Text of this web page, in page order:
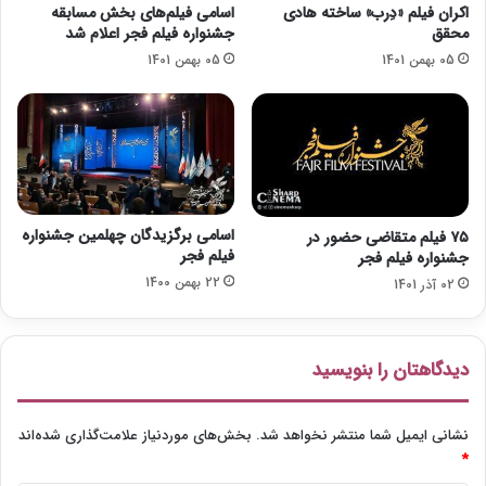
چ
ن
گ
ز
ل
ن
د
ر
ا
م
ی‌
س
ا
ز
د
ز
ش
ا
ر
ت
اکران فیلم «دِرب» ساخته هادی
محقق
05 بهمن 1401
اسامی فیلم‌های بخش مسابقه
جشنواره فیلم فجر اعلام شد
05 بهمن 1401
۷۵ فیلم متقاضی حضور در
جشنواره فیلم فجر
02 آذر 1401
اسامی برگزیدگان چهلمین جشنواره
فیلم فجر
22 بهمن 1400
دیدگاهتان را بنویسید
نشانی ایمیل شما منتشر نخواهد شد. بخش‌های موردنیاز علامت‌گذاری شده‌اند
*